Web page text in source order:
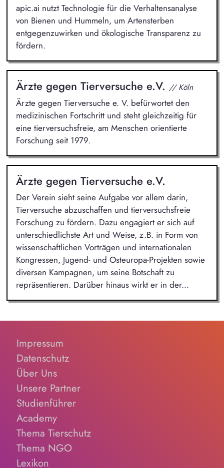
apic.ai nutzt Technologie für die Verhaltensanalyse
von Bienen und Hummeln, um Artensterben
entgegenzuwirken und ökologische Transparenz zu
fördern.
Ärzte gegen Tierversuche e.V. // Köln
Ärzte gegen Tierversuche e. V. befürwortet den
medizinischen Fortschritt und steht gleichzeitig für
eine tierversuchsfreie, am Menschen orientierte
Forschung seit 1979.
Ärzte gegen Tierversuche e.V.
Der Verein sieht seine Aufgabe vor allem darin,
Tierversuche abzuschaffen und tierversuchsfreie
Forschung zu fördern. Dazu engagiert er sich auf
unterschiedlichste Art und Weise, z.B. in Form von
wissenschaftlichen Vorträgen und internationalen
Kongressen, Jugend- und Osteuropa-Projekten sowie
diversen Kampagnen, um seine Botschaft zu
repräsentieren. Darüber hinaus wirkt er in der...
Impressum
Datenschutz
Über Uns
Unsere Partner
Studienführer
Academy
Thema Tierschutz
Thema NGO
Lexikon